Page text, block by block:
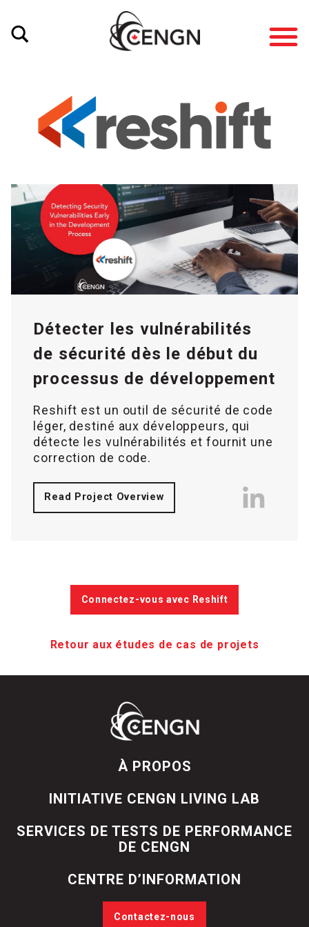
Détecter les vulnérabilités
de sécurité dès le début du
processus de développement
Reshift est un outil de sécurité de code
léger, destiné aux développeurs, qui
détecte les vulnérabilités et fournit une
correction de code.
Read Project Overview
Connectez-vous avec Reshift
Retour aux études de cas de projets
À PROPOS
INITIATIVE CENGN LIVING LAB
SERVICES DE TESTS DE PERFORMANCE
DE CENGN
CENTRE D’INFORMATION
Contactez-nous